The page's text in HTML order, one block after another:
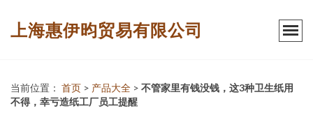
上海惠伊昀贸易有限公司
当前位置： 首页 > 产品大全 > 不管家里有钱没钱，这3种卫生纸用
不得，幸亏造纸工厂员工提醒